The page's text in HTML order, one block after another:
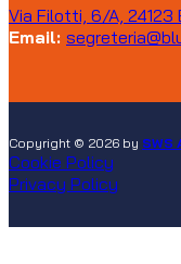
Via Filotti, 6/A, 24123
Email:
Copyright © 2026 by SWS
Cookie Policy
Privacy Policy